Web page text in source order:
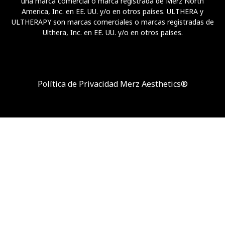
America, Inc. en EE. UU. y/o en otros países. ULTHERA y
ULTHERAPY son marcas comerciales o marcas registradas de
Ulthera, Inc. en EE. UU. y/o en otros países.
Política de Privacidad Merz Aesthetics®